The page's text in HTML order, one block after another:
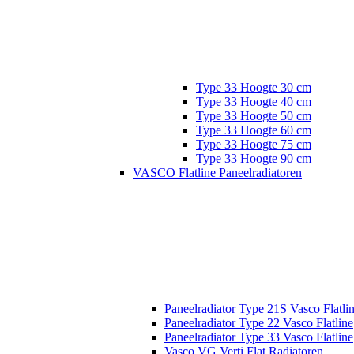
Type 33 Hoogte 30 cm
Type 33 Hoogte 40 cm
Type 33 Hoogte 50 cm
Type 33 Hoogte 60 cm
Type 33 Hoogte 75 cm
Type 33 Hoogte 90 cm
VASCO Flatline Paneelradiatoren
Paneelradiator Type 21S Vasco
Paneelradiator Type 22 Vasco Flatline
Paneelradiator Type 33 Vasco Flatline
Vasco VG Verti Flat Radiatoren